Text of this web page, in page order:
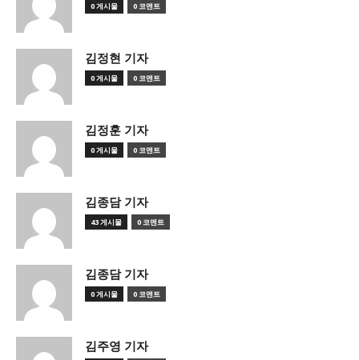
0 게시물 0 코멘트
김정현 기자
0 게시물 0 코멘트
김정훈 기자
0 게시물 0 코멘트
김종담 기자
43 게시물 0 코멘트
김종담 기자
0 게시물 0 코멘트
김주영 기자